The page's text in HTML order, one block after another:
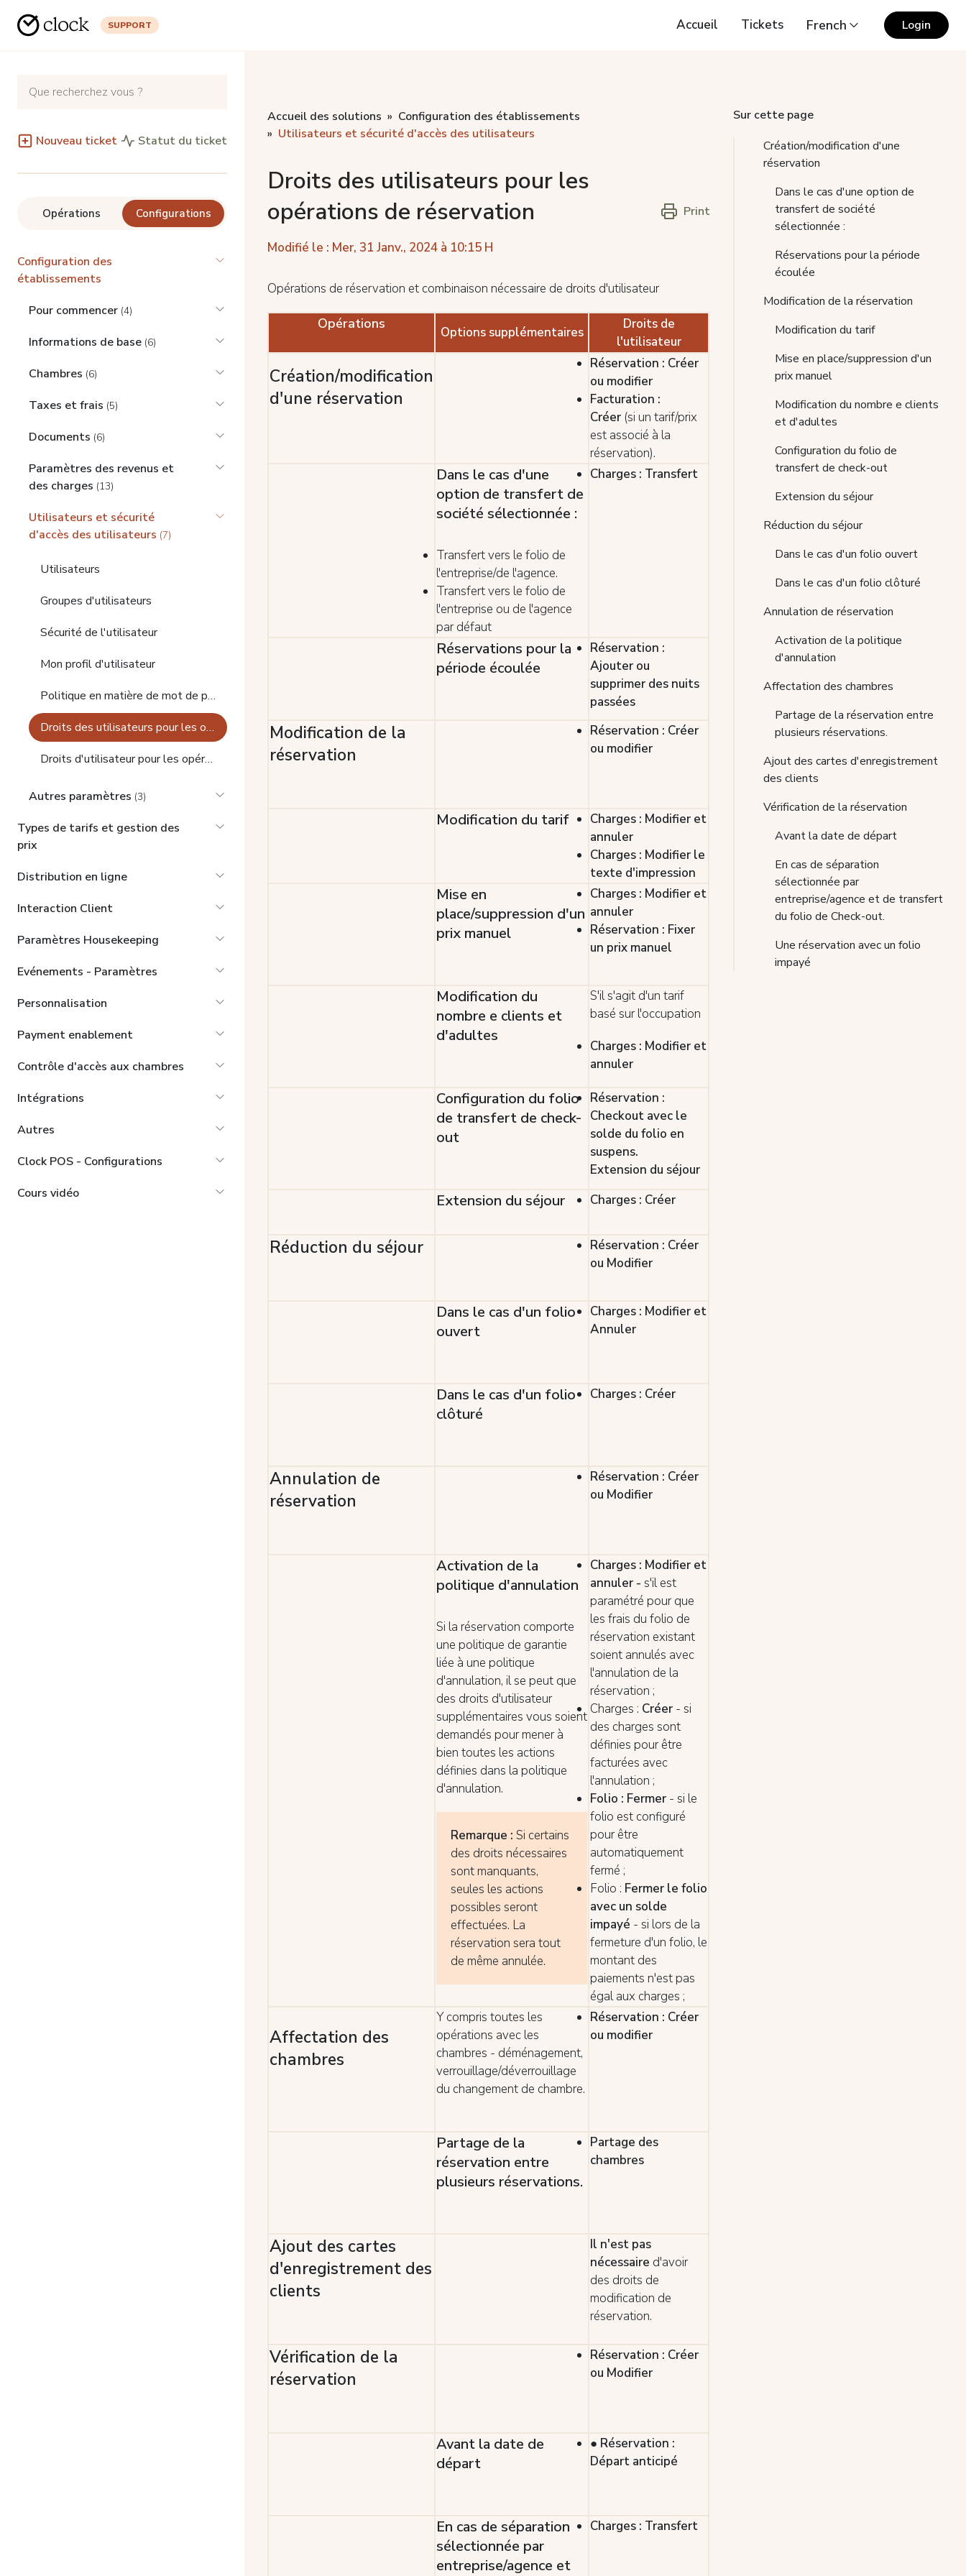
SUPPORT Accueil Tickets French Login
Nouveau ticket Statut du ticket
Opérations Configurations
Configuration des
établissements
Pour commencer (4)
Informations de base (6)
Chambres (6)
Taxes et frais (5)
Documents (6)
Paramètres des revenus et
des charges (13)
Utilisateurs et sécurité
d'accès des utilisateurs (7)
Utilisateurs
Groupes d'utilisateurs
Sécurité de l'utilisateur
Mon profil d'utilisateur
Politique en matière de mot de passe
Droits des utilisateurs pour les opérations de réservation
Droits d'utilisateur pour les opérations sur les folios et les charges
Autres paramètres (3)
Types de tarifs et gestion des
prix
Distribution en ligne
Interaction Client
Paramètres Housekeeping
Evénements - Paramètres
Personnalisation
Payment enablement
Contrôle d'accès aux chambres
Intégrations
Autres
Clock POS - Configurations
Cours vidéo
Accueil des solutions
Configuration des établissements
Utilisateurs et sécurité d'accès des utilisateurs
Droits des utilisateurs pour les
opérations de réservation
Modifié le : Mer, 31 Janv., 2024 à 10:15 H
Print
Opérations de réservation et combinaison nécessaire de droits d'utilisateur
Opérations
Options supplémentaires
Droits de
l'utilisateur
Création/modification
d'une réservation
Réservation : Créer
ou modifier
Facturation :
Créer (si un tarif/prix
est associé à la
réservation).
Dans le cas d'une
option de transfert de
société sélectionnée :
Transfert vers le folio de
l'entreprise/de l'agence.
Transfert vers le folio de
l'entreprise ou de l'agence
par défaut
Charges : Transfert
Réservations pour la
période écoulée
Réservation :
Ajouter ou
supprimer des nuits
passées
Modification de la
réservation
Réservation : Créer
ou modifier
Modification du tarif
Charges : Modifier et
annuler
Charges : Modifier le
texte d'impression
Mise en
place/suppression d'un
prix manuel
Charges : Modifier et
annuler
Réservation : Fixer
un prix manuel
Modification du
nombre e clients et
d'adultes
S'il s'agit d'un tarif
basé sur l'occupation
Charges : Modifier et
annuler
Configuration du folio
de transfert de check-
out
Réservation :
Checkout avec le
solde du folio en
suspens.
Extension du séjour
Extension du séjour Charges : Créer
Réduction du séjour
Réservation : Créer
ou Modifier
Dans le cas d'un folio
ouvert
Charges : Modifier et
Annuler
Dans le cas d'un folio
clôturé
Charges : Créer
Annulation de
réservation
Réservation : Créer
ou Modifier
Activation de la
politique d'annulation
Si la réservation comporte
une politique de garantie
liée à une politique
d'annulation, il se peut que
des droits d'utilisateur
supplémentaires vous soient
demandés pour mener à
bien toutes les actions
définies dans la politique
d'annulation.
Remarque : Si certains
des droits nécessaires
sont manquants,
seules les actions
possibles seront
effectuées. La
réservation sera tout
de même annulée.
Charges : Modifier et
annuler - s'il est
paramétré pour que
les frais du folio de
réservation existant
soient annulés avec
l'annulation de la
réservation ;
Charges : Créer - si
des charges sont
définies pour être
facturées avec
l'annulation ;
Folio : Fermer - si le
folio est configuré
pour être
automatiquement
fermé ;
Folio : Fermer le folio
avec un solde
impayé - si lors de la
fermeture d'un folio, le
montant des
paiements n'est pas
égal aux charges ;
Affectation des
chambres
Y compris toutes les
opérations avec les
chambres - déménagement,
verrouillage/déverrouillage
du changement de chambre.
Réservation : Créer
ou modifier
Partage de la
réservation entre
plusieurs réservations.
Partage des
chambres
Ajout des cartes
d'enregistrement des
clients
Il n'est pas
nécessaire d'avoir
des droits de
modification de
réservation.
Vérification de la
réservation
Réservation : Créer
ou Modifier
Avant la date de
départ
● Réservation :
Départ anticipé
En cas de séparation
sélectionnée par
entreprise/agence et
Charges : Transfert
Sur cette page
Création/modification d'une
réservation
Dans le cas d'une option de
transfert de société
sélectionnée :
Réservations pour la période
écoulée
Modification de la réservation
Modification du tarif
Mise en place/suppression d'un
prix manuel
Modification du nombre e clients
et d'adultes
Configuration du folio de
transfert de check-out
Extension du séjour
Réduction du séjour
Dans le cas d'un folio ouvert
Dans le cas d'un folio clôturé
Annulation de réservation
Activation de la politique
d'annulation
Affectation des chambres
Partage de la réservation entre
plusieurs réservations.
Ajout des cartes d'enregistrement
des clients
Vérification de la réservation
Avant la date de départ
En cas de séparation
sélectionnée par
entreprise/agence et de transfert
du folio de Check-out.
Une réservation avec un folio
impayé